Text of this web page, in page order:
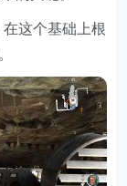
这个基础上根